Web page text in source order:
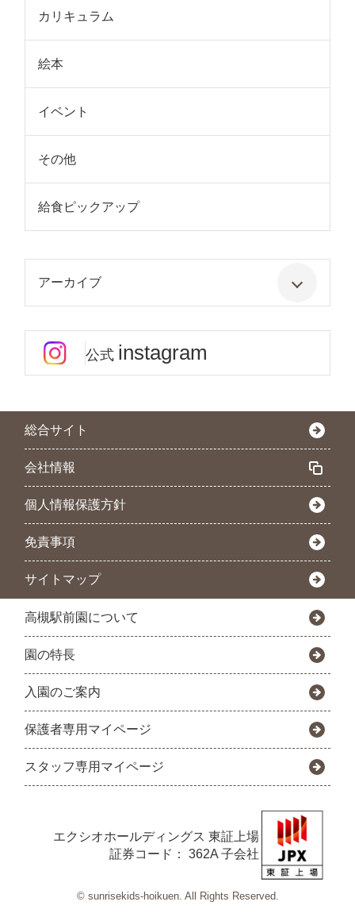
カリキュラム
絵本
イベント
その他
給食ピックアップ
アーカイブ
公式 instagram
総合サイト
会社情報
個人情報保護方針
免責事項
サイトマップ
高槻駅前園について
園の特長
入園のご案内
保護者専用マイページ
スタッフ専用マイページ
エクシオホールディングス 東証上場
証券コード： 362A 子会社
© sunrisekids-hoikuen. All Rights Reserved.